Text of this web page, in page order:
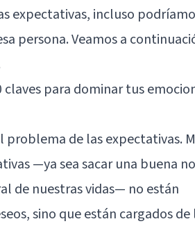
expectativas, incluso
persona. Veamos a
para dominar tus
de las expectativas.
—ya sea sacar una buena
de nuestras vidas— no están
sino que están cargados de